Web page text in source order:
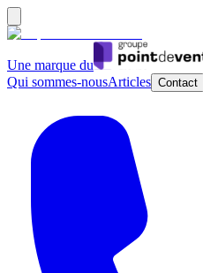
Une marque du
Qui sommes-nousArticles Contact